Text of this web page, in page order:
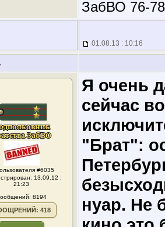
ЗабВО 76-78
01.08.13 : 10:16
#6035
13.09.12 :
21:23
8194
418
Я очень
сейчас
"Брат":
нуар. Не